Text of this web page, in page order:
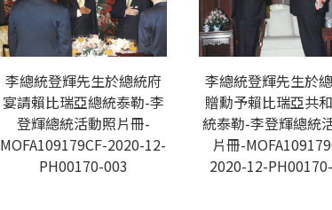
李總統登輝先生於總統府
宴請賴比瑞亞總統泰勒-李
登輝總統活動照片冊-
MOFA109179CF-2020-12-
PH00170-003
李總統登輝先生於
贈勳予賴比瑞亞共
統泰勒-李登輝總統
片冊-
2020-12-